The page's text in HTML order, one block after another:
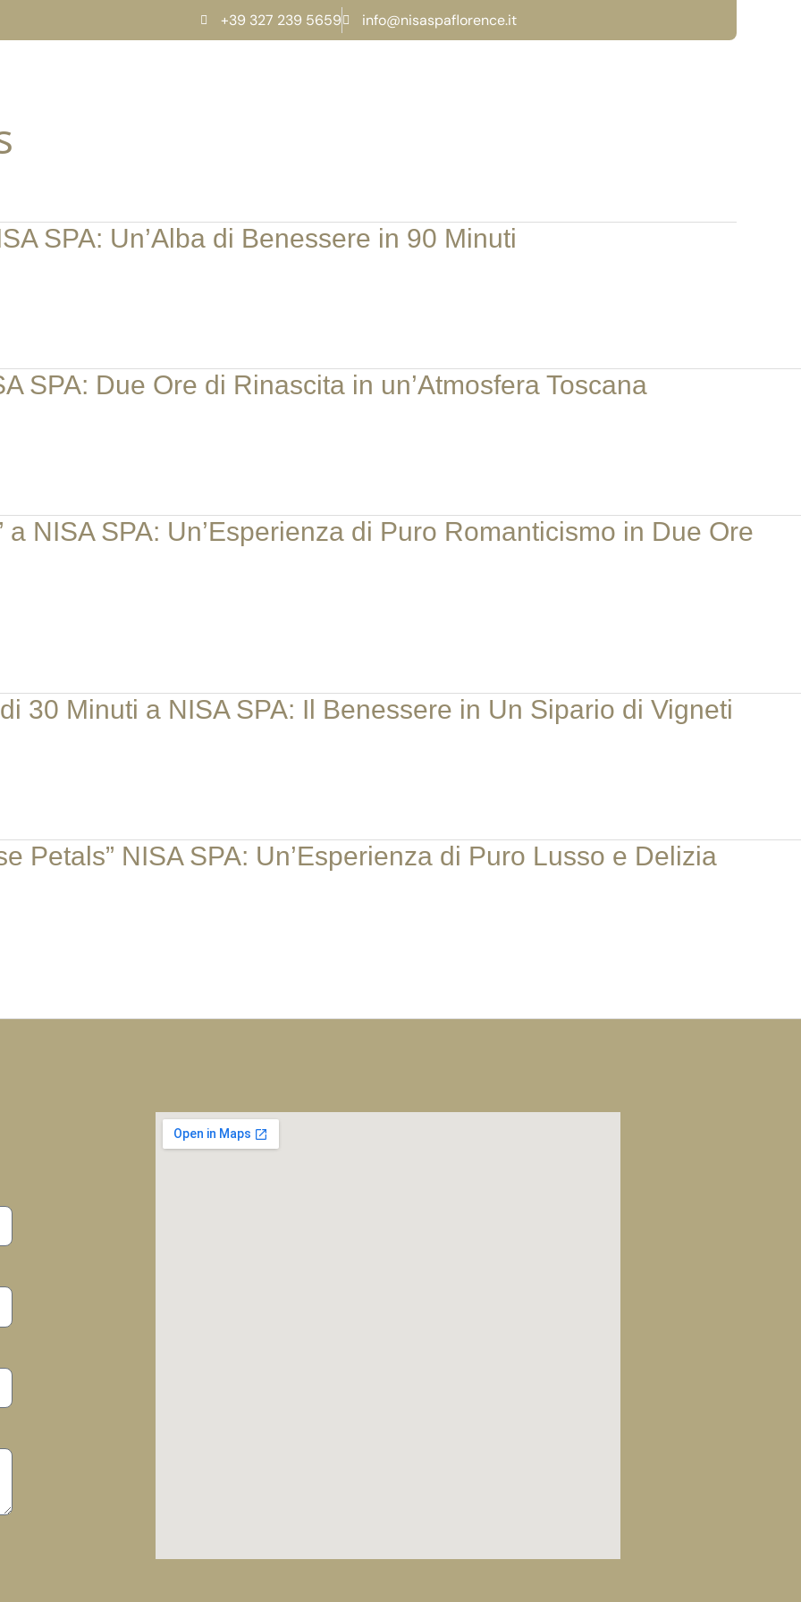
+39 327 239 5659 info@nisaspaflorence.it
SPA: Un’Alba di Benessere in 90 Minuti
SPA: Due Ore di Rinascita in un’Atmosfera Toscana
NISA SPA: Un’Esperienza di Puro Romanticismo in Due Ore
30 Minuti a NISA SPA: Il Benessere in Un Sipario di Vigneti
Petals” NISA SPA: Un’Esperienza di Puro Lusso e Delizia